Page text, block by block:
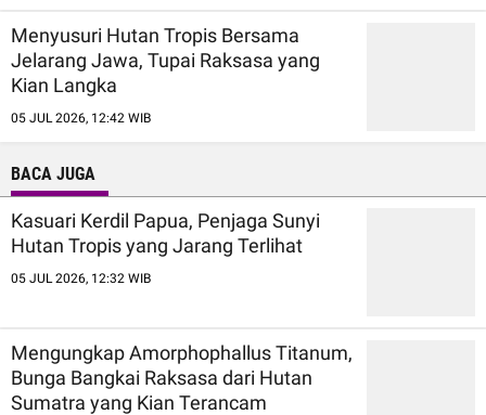
Menyusuri Hutan Tropis Bersama
Jelarang Jawa, Tupai Raksasa yang
Kian Langka
05 JUL 2026, 12:42 WIB
BACA JUGA
Kasuari Kerdil Papua, Penjaga Sunyi
Hutan Tropis yang Jarang Terlihat
05 JUL 2026, 12:32 WIB
Mengungkap Amorphophallus Titanum,
Bunga Bangkai Raksasa dari Hutan
Sumatra yang Kian Terancam